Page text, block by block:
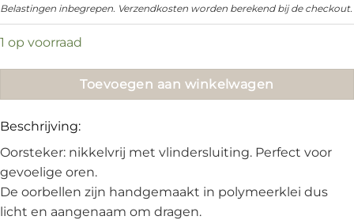
prijs
was:
prijs
is:
Belastingen inbegrepen. Verzendkosten worden berekend bij de checkout.
1 op voorraad
Toevoegen aan winkelwagen
Beschrijving:
Oorsteker: nikkelvrij met vlindersluiting. Perfect voor
gevoelige oren.
De oorbellen zijn handgemaakt in polymeerklei dus
licht en aangenaam om dragen.